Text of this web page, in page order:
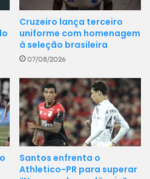
Cruzeiro lança terceiro
uniforme com homenagem
à seleção brasileira
07/08/2026
Santos enfrenta o
Athletico-PR para superar